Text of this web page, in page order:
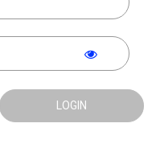
LOGIN